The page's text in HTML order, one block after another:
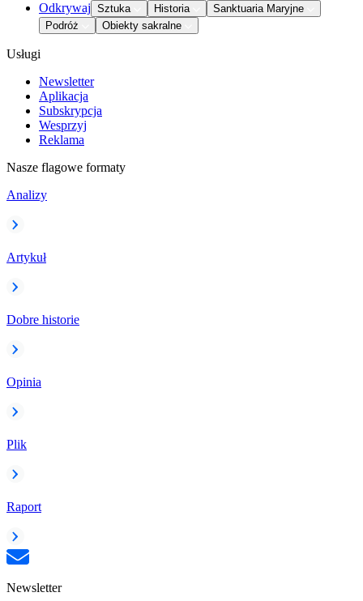
Odkrywaj Sztuka Historia
Sanktuaria Maryjne
Podróż
Obiekty sakralne
Usługi
Newsletter
Aplikacja
Subskrypcja
Wesprzyj
Reklama
Nasze flagowe formaty
Analizy
Artykuł
Dobre historie
Opinia
Plik
Raport
Newsletter